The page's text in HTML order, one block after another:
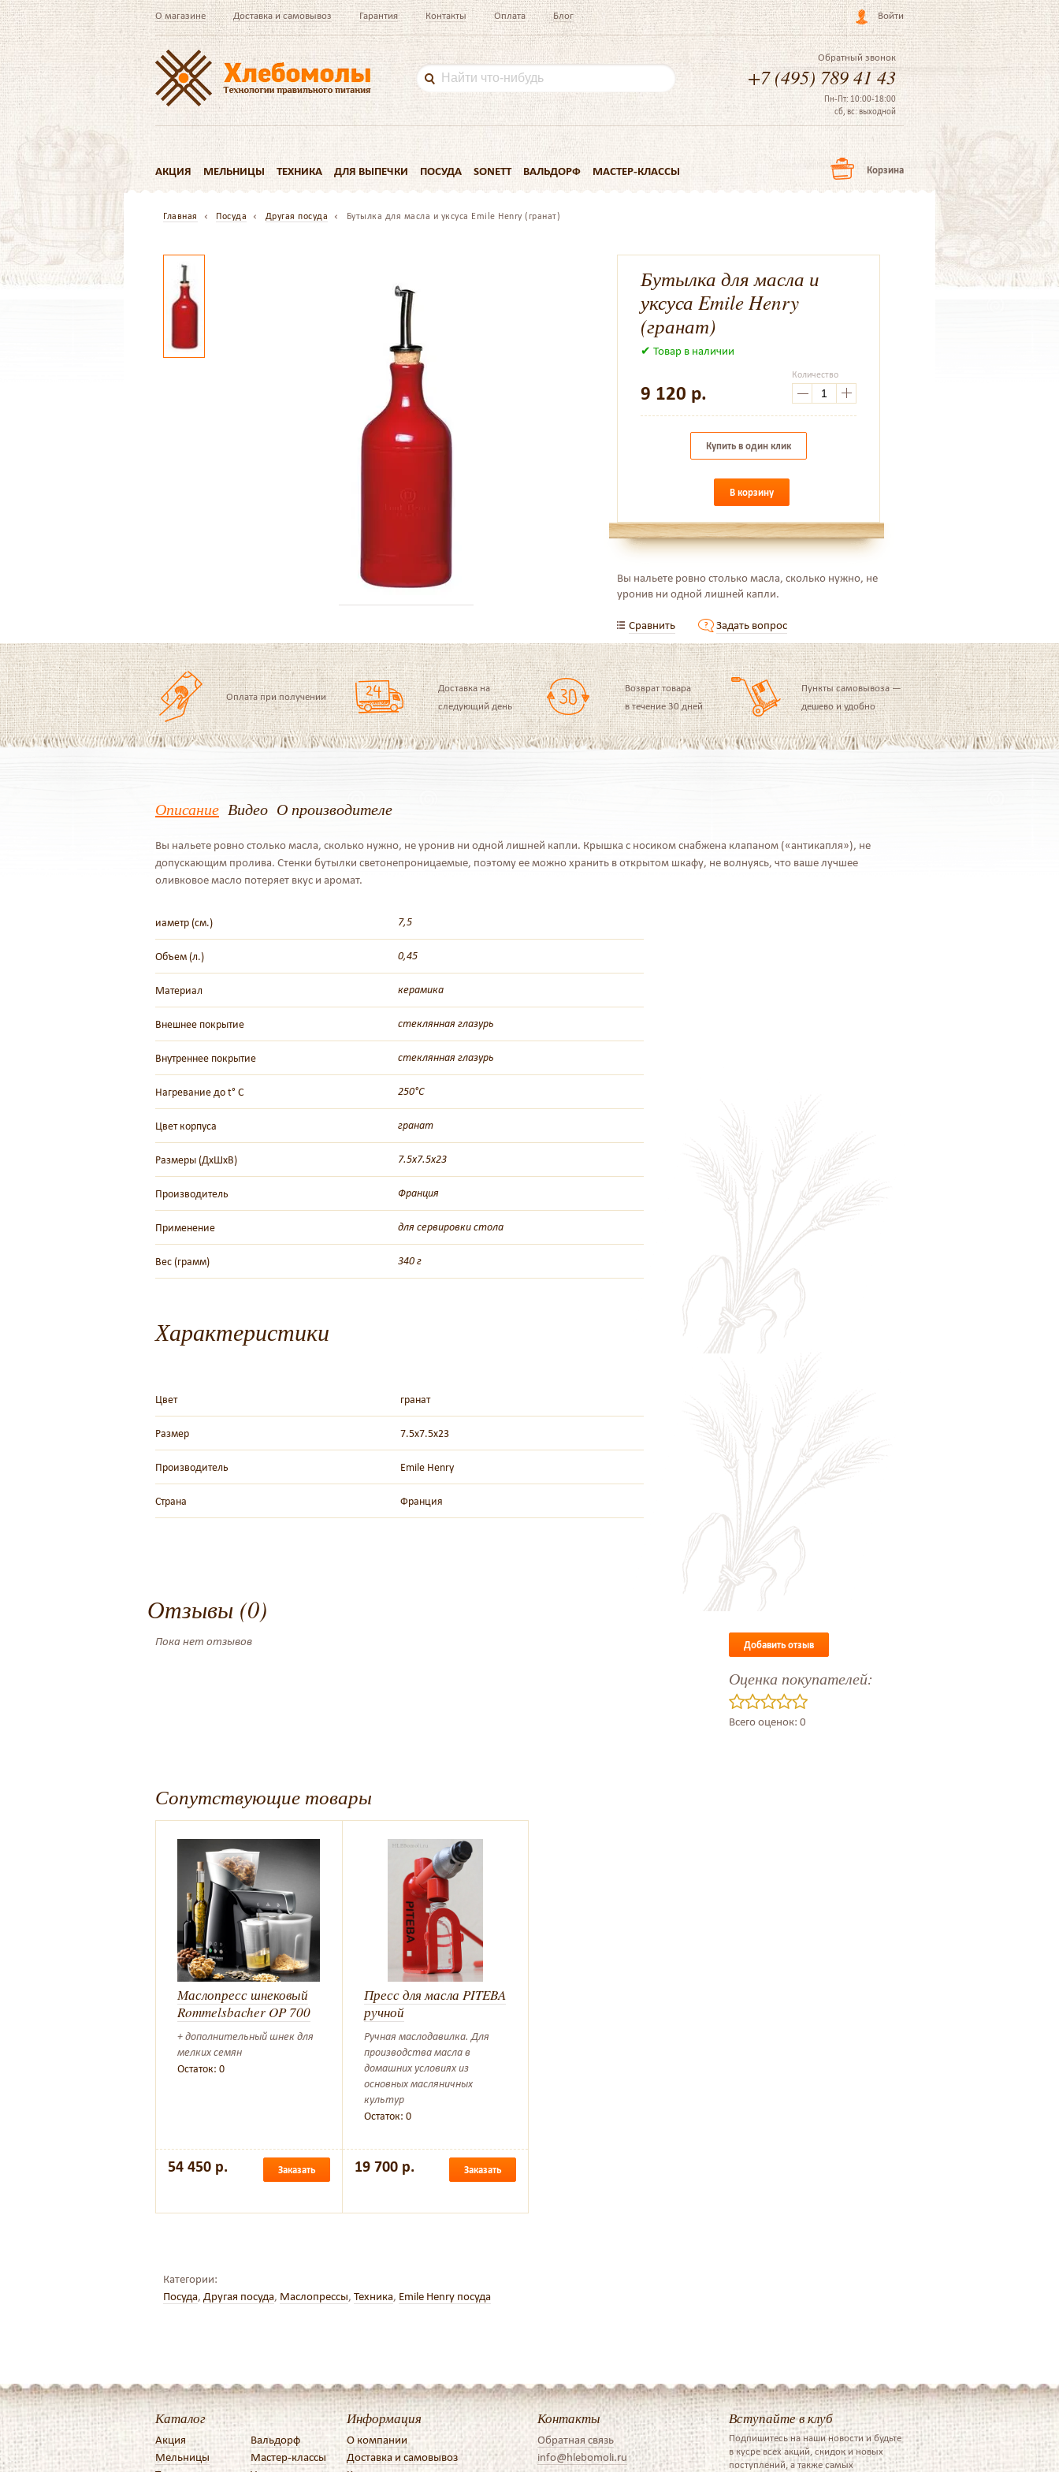
О магазине Доставка и самовывоз Гарантия Контакты Оплата Блог Войти
Обратный звонок
+7 (495) 789 41 43
Пн-Пт: 10:00-18:00
сб, вс: выходной
АКЦИЯ МЕЛЬНИЦЫ ТЕХНИКА ДЛЯ ВЫПЕЧКИ ПОСУДА SONETT ВАЛЬДОРФ МАСТЕР-КЛАССЫ Корзина
Главная Посуда Другая посуда Бутылка для масла и уксуса Emile Henry (гранат)
Бутылка для масла и
уксуса Emile Henry
(гранат)
✔ Товар в наличии
9 120 р.
Количество
Купить в один клик
В корзину
Вы нальете ровно столько масла, сколько нужно, не
уронив ни одной лишней капли.
Сравнить Задать вопрос
Оплата при получении
Доставка на
следующий день
Возврат товара
в течение 30 дней
Пункты самовывоза —
дешево и удобно
Описание Видео О производителе
Вы нальете ровно столько масла, сколько нужно, не уронив ни одной лишней капли. Крышка с носиком снабжена клапаном («антикапля»), не
допускающим пролива. Стенки бутылки светонепроницаемые, поэтому ее можно хранить в открытом шкафу, не волнуясь, что ваше лучшее
оливковое масло потеряет вкус и аромат.
иаметр (см.) 7,5
Объем (л.) 0,45
Материал керамика
Внешнее покрытие стеклянная глазурь
Внутреннее покрытие стеклянная глазурь
Нагревание до t° C 250°C
Цвет корпуса гранат
Размеры (ДхШхВ) 7.5х7.5х23
Производитель Франция
Применение для сервировки стола
Вес (грамм) 340 г
Характеристики
Цвет гpанат
Размер 7.5х7.5х23
Производитель Emile Henry
Страна Франция
Отзывы (0)
Пока нет отзывов Добавить отзыв
Оценка покупателей:
Всего оценок: 0
Сопутствующие товары
Маслопресс шнековый
Rommelsbacher OP 700
+ дополнительный шнек для
мелких семян
Остаток: 0
54 450 р. Заказать
Пресс для масла PITEBA
ручной
Ручная маслодавилка. Для
производства масла в
домашних условиях из
основных масляничных
культур
Остаток: 0
19 700 р. Заказать
Категории:
Посуда, Другая посуда, Маслопрессы, Техника, Emile Henry посуда
Каталог
Акция
Мельницы
Вальдорф
Мастер-классы
Информация
О компании
Доставка и самовывоз
Контакты
Обратная связь
info@hlebomoli.ru
Вступайте в клуб
Подпишитесь на наши новости и будьте
в кусре всех акций, скидок и новых
поступлений, а также самых